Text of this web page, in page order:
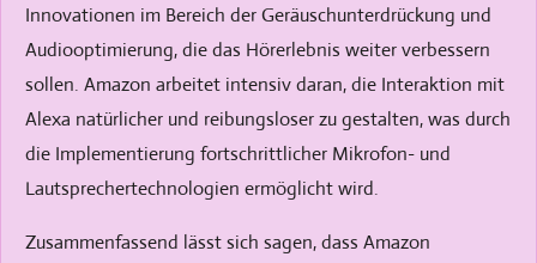
Innovationen im Bereich der Geräuschunterdrückung und
Audiooptimierung, die das Hörerlebnis weiter verbessern
sollen. Amazon arbeitet intensiv daran, die Interaktion mit
Alexa natürlicher und reibungsloser zu gestalten, was durch
die Implementierung fortschrittlicher Mikrofon- und
Lautsprechertechnologien ermöglicht wird.
Zusammenfassend lässt sich sagen, dass Amazon